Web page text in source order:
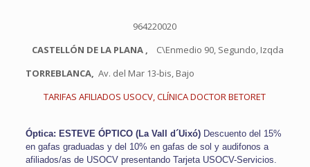
964220020
CASTELLÓN DE LA PLANA , C\Enmedio 90, Segundo, Izqda
TORREBLANCA, Av. del Mar 13-bis, Bajo
TARIFAS AFILIADOS USOCV, CLÍNICA DOCTOR BETORET
Óptica: ESTEVE ÓPTICO (La Vall d´Uixó) Descuento del 15%
en gafas graduadas y del 10% en gafas de sol y audifonos a
afiliados/as de USOCV presentando Tarjeta USOCV-Servicios.